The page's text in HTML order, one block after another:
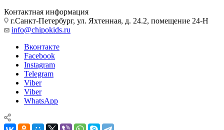
Контактная информация
г.Санкт-Петербург, ул. Яхтенная, д. 24.2, помещение 24-Н
info@chipokids.ru
Вконтакте
Facebook
Instagram
Telegram
Viber
Viber
WhatsApp